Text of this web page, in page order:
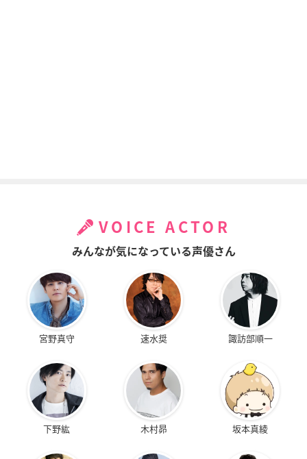
VOICE ACTOR
みんなが気になっている声優さん
宮野真守 速水奨 諏訪部順一
下野紘 木村昴 坂本真綾